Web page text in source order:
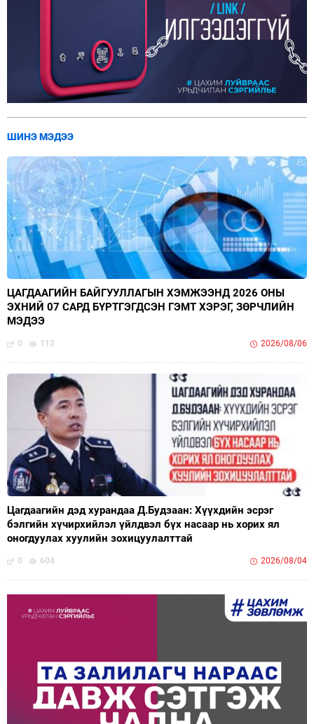
ШИНЭ МЭДЭЭ
ЦАГДААГИЙН БАЙГУУЛЛАГЫН ХЭМЖЭЭНД 2026 ОНЫ
ЭХНИЙ 07 САРД БҮРТГЭГДСЭН ГЭМТ ХЭРЭГ, ЗӨРЧЛИЙН
МЭДЭЭ
0 113 2026/08/06
Цагдаагийн дэд хурандаа Д.Будзаан: Хүүхдийн эсрэг
бэлгийн хүчирхийлэл үйлдвэл бүх насаар нь хорих ял
оногдуулах хуулийн зохицуулалттай
0 604 2026/08/04